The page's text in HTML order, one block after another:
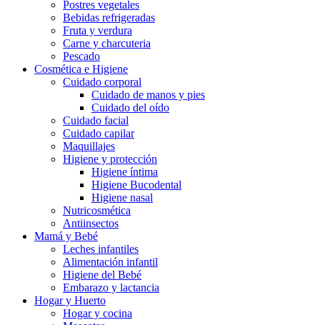
Postres vegetales
Bebidas refrigeradas
Fruta y verdura
Carne y charcuteria
Pescado
Cosmética e Higiene
Cuidado corporal
Cuidado de manos y pies
Cuidado del oído
Cuidado facial
Cuidado capilar
Maquillajes
Higiene y protección
Higiene íntima
Higiene Bucodental
Higiene nasal
Nutricosmética
Antiinsectos
Mamá y Bebé
Leches infantiles
Alimentación infantil
Higiene del Bebé
Embarazo y lactancia
Hogar y Huerto
Hogar y cocina